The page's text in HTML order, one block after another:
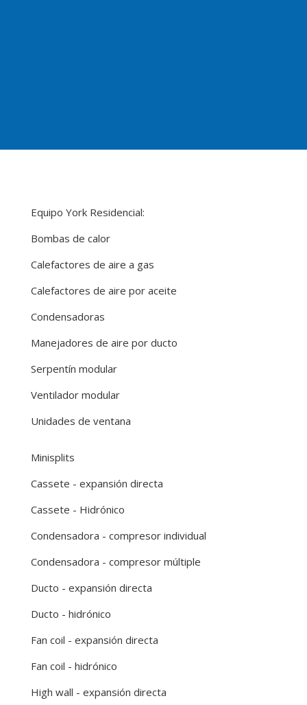
Equipo York Residencial:
Bombas de calor
Calefactores de aire a gas
Calefactores de aire por aceite
Condensadoras
Manejadores de aire por ducto
Serpentín modular
Ventilador modular
Unidades de ventana
Minisplits
Cassete - expansión directa
Cassete - Hidrónico
Condensadora - compresor individual
Condensadora - compresor múltiple
Ducto - expansión directa
Ducto - hidrónico
Fan coil - expansión directa
Fan coil - hidrónico
High wall - expansión directa